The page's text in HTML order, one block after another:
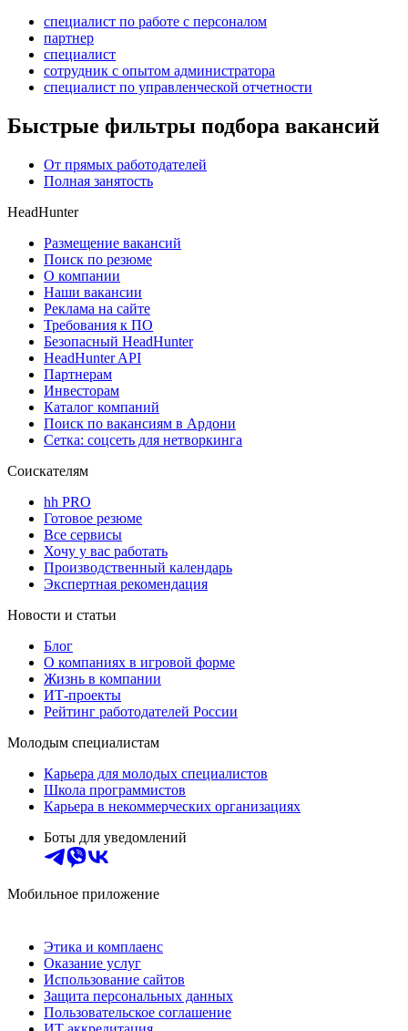
специалист по работе с персоналом
партнер
специалист
сотрудник с опытом администратора
специалист по управленческой отчетности
Быстрые фильтры подбора вакансий
От прямых работодателей
Полная занятость
HeadHunter
Размещение вакансий
Поиск по резюме
О компании
Наши вакансии
Реклама на сайте
Требования к ПО
Безопасный HeadHunter
HeadHunter API
Партнерам
Инвесторам
Каталог компаний
Поиск по вакансиям в Ардони
Сетка: соцсеть для нетворкинга
Соискателям
hh PRO
Готовое резюме
Все сервисы
Хочу у вас работать
Производственный календарь
Экспертная рекомендация
Новости и статьи
Блог
О компаниях в игровой форме
Жизнь в компании
ИТ-проекты
Рейтинг работодателей России
Молодым специалистам
Карьера для молодых специалистов
Школа программистов
Карьера в некоммерческих организациях
Боты для уведомлений
Мобильное приложение
Этика и комплаенс
Оказание услуг
Использование сайтов
Защита персональных данных
Пользовательское соглашение